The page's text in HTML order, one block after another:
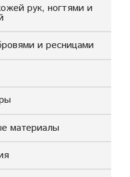
рук, ногтями и
и ресницами
материалы